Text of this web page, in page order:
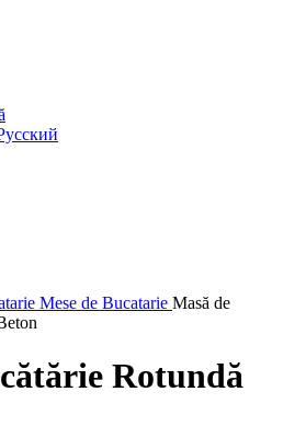
Mese de Bucatarie Masă de
Rotundă